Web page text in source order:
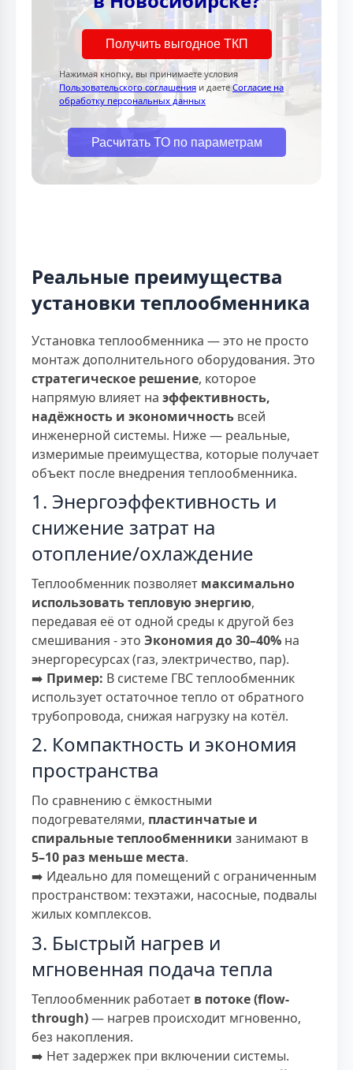
Получить выгодное ТКП
Нажимая кнопку, вы принимаете условия
Пользовательского соглашения и даетеСогласие на
обработку персональных данных
Расчитать ТО по параметрам
Реальные преимущества
установки теплообменника
Установка теплообменника — это не просто
монтаж дополнительного оборудования. Это
стратегическое решение, которое
напрямую влияет на эффективность,
надёжность и экономичность всей
инженерной системы. Ниже — реальные,
измеримые преимущества, которые получает
объект после внедрения теплообменника.
1. Энергоэффективность и
снижение затрат на
отопление/охлаждение
Теплообменник позволяет максимально
использовать тепловую энергию,
передавая её от одной среды к другой без
смешивания - это Экономия до 30–40% на
энергоресурсах (газ, электричество, пар).
➡️ Пример: В системе ГВС теплообменник
использует остаточное тепло от обратного
трубопровода, снижая нагрузку на котёл.
2. Компактность и экономия
пространства
По сравнению с ёмкостными
подогревателями, пластинчатые и
спиральные теплообменники занимают в
5–10 раз меньше места.
➡️ Идеально для помещений с ограниченным
пространством: техэтажи, насосные, подвалы
жилых комплексов.
3. Быстрый нагрев и
мгновенная подача тепла
Теплообменник работает в потоке (flow-
through)— нагрев происходит мгновенно,
без накопления.
➡️ Нет задержек при включении системы.